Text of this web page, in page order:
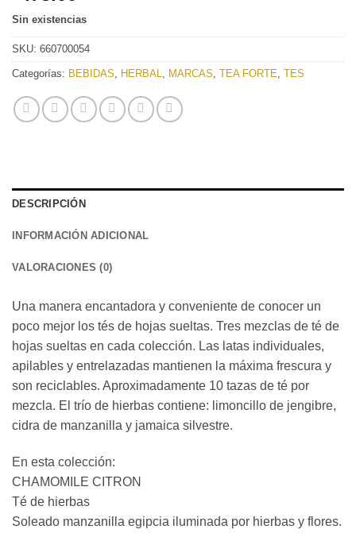
Sin existencias
SKU: 660700054
Categorías: BEBIDAS, HERBAL, MARCAS, TEA FORTE, TES
DESCRIPCIÓN
INFORMACIÓN ADICIONAL
VALORACIONES (0)
Una manera encantadora y conveniente de conocer un
poco mejor los tés de hojas sueltas. Tres mezclas de té de
hojas sueltas en cada colección. Las latas individuales,
apilables y entrelazadas mantienen la máxima frescura y
son reciclables. Aproximadamente 10 tazas de té por
mezcla. El trío de hierbas contiene: limoncillo de jengibre,
cidra de manzanilla y jamaica silvestre.
En esta colección:
CHAMOMILE CITRON
Té de hierbas
Soleado manzanilla egipcia iluminada por hierbas y flores.